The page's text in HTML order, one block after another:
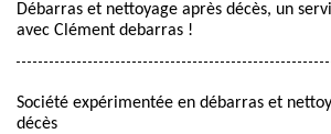
Débarras et nettoyage après décès, un
avec Clément debarras !
Société expérimentée en débarras et
décès